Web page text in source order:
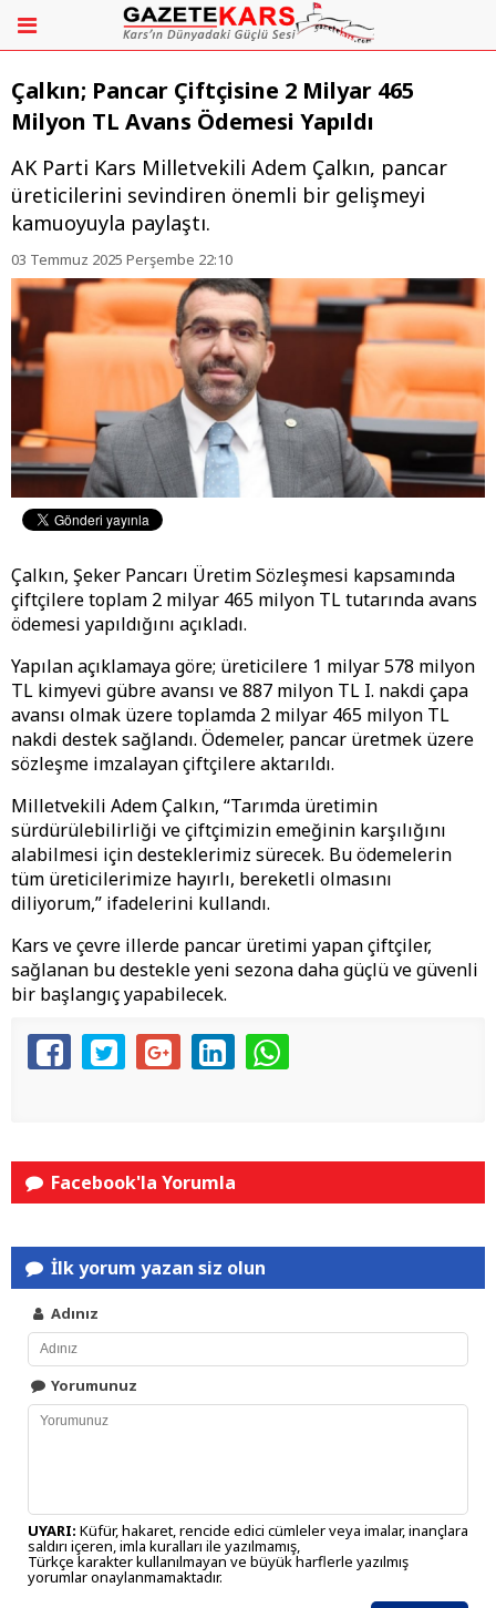
Çalkın; Pancar Çiftçisine 2 Milyar 465
Milyon TL Avans Ödemesi Yapıldı
AK Parti Kars Milletvekili Adem Çalkın, pancar
üreticilerini sevindiren önemli bir gelişmeyi
kamuoyuyla paylaştı.
03 Temmuz 2025 Perşembe 22:10
Çalkın, Şeker Pancarı Üretim Sözleşmesi kapsamında
çiftçilere toplam 2 milyar 465 milyon TL tutarında avans
ödemesi yapıldığını açıkladı.
Yapılan açıklamaya göre; üreticilere 1 milyar 578 milyon
TL kimyevi gübre avansı ve 887 milyon TL I. nakdi çapa
avansı olmak üzere toplamda 2 milyar 465 milyon TL
nakdi destek sağlandı. Ödemeler, pancar üretmek üzere
sözleşme imzalayan çiftçilere aktarıldı.
Milletvekili Adem Çalkın, “Tarımda üretimin
sürdürülebilirliği ve çiftçimizin emeğinin karşılığını
alabilmesi için desteklerimiz sürecek. Bu ödemelerin
tüm üreticilerimize hayırlı, bereketli olmasını
diliyorum,” ifadelerini kullandı.
Kars ve çevre illerde pancar üretimi yapan çiftçiler,
sağlanan bu destekle yeni sezona daha güçlü ve güvenli
bir başlangıç yapabilecek.
Facebook'la Yorumla
İlk yorum yazan siz olun
Adınız
Yorumunuz
UYARI: Küfür, hakaret, rencide edici cümleler veya imalar, inançlara
saldırı içeren, imla kuralları ile yazılmamış,
Türkçe karakter kullanılmayan ve büyük harflerle yazılmış
yorumlar onaylanmamaktadır.